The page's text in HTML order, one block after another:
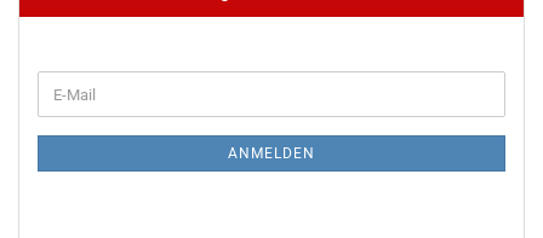
ZUR
E-
Mail
ANMELDEN